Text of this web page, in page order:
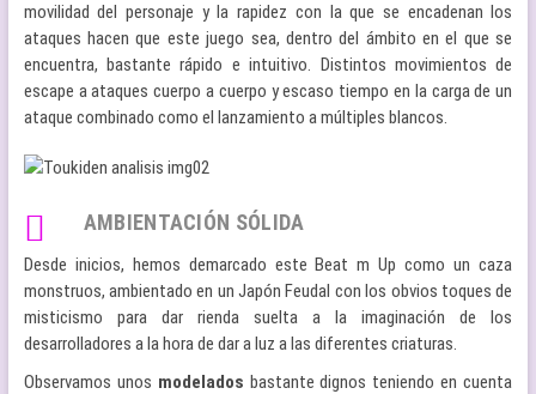
movilidad del personaje y la rapidez con la que se encadenan los
ataques hacen que este juego sea, dentro del ámbito en el que se
encuentra, bastante rápido e intuitivo. Distintos movimientos de
escape a ataques cuerpo a cuerpo y escaso tiempo en la carga de un
ataque combinado como el lanzamiento a múltiples blancos.
AMBIENTACIÓN SÓLIDA
Desde inicios, hemos demarcado este Beat m Up como un caza
monstruos, ambientado en un Japón Feudal con los obvios toques de
misticismo para dar rienda suelta a la imaginación de los
desarrolladores a la hora de dar a luz a las diferentes criaturas.
Observamos unos modelados bastante dignos teniendo en cuenta